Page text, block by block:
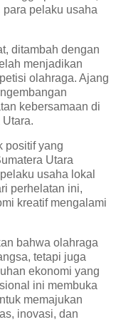
pelaku usaha
ditambah dengan
menjadikan
olahraga. Ajang
kebersamaan di
positif yang
Utara
usaha lokal
perhelatan ini,
kreatif mengalami
bahwa olahraga
tetapi juga
ekonomi yang
ini membuka
memajukan
inovasi, dan